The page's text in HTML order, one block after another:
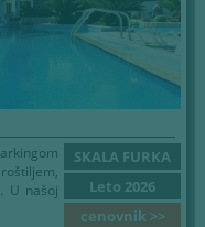
SKALA FURKA
Leto 2026
cenovnik >>
U našoj